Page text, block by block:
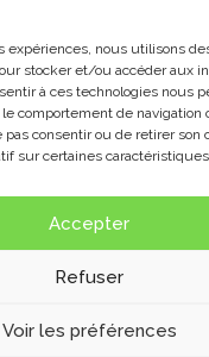
expériences, nous utilisons
stocker et/ou accéder aux
à ces technologies nous
comportement de navigation
pas consentir ou de retirer son
sur certaines
Accepter
Refuser
Voir les préférences